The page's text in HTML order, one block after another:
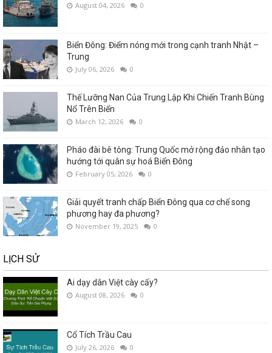
August 04, 2026 0
Biển Đông: Điểm nóng mới trong cạnh tranh Nhật –
Trung
July 06, 2026 0
Thế Lưỡng Nan Của Trung Lập Khi Chiến Tranh Bùng
Nổ Trên Biển
March 12, 2026 0
Pháo đài bê tông: Trung Quốc mở rộng đảo nhân tạo
hướng tới quân sự hoá Biển Đông
February 05, 2026 0
Giải quyết tranh chấp Biển Đông qua cơ chế song
phương hay đa phương?
November 19, 2025 0
LỊCH SỬ
Ai dạy dân Việt cày cấy?
August 08, 2026 0
Cổ Tích Trầu Cau
July 26, 2026 0